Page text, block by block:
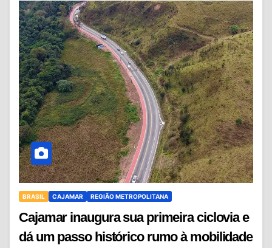
BRASIL CAJAMAR REGIÃO METROPOLITANA
Cajamar inaugura sua primeira ciclovia e
dá um passo histórico rumo à mobilidade